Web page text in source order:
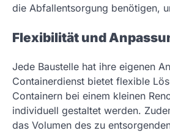
die Abfallentsorgung benötigen,
Flexibilität und
Jede Baustelle hat ihre eigenen
Containerdienst bietet flexible
Containern bei einem kleinen
individuell gestaltet werden.
das Volumen des zu